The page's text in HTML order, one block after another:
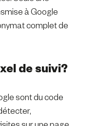
à Google
complet de
de suivi?
sont du code